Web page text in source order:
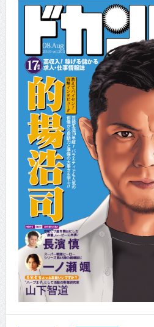
CINEMA×STYLE 286号
CINEMA×STYLE 285号
CINEMA×STYLE 294号
CINEMA×STYLE 293号